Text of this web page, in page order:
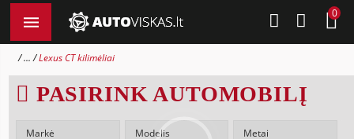
0
... Lexus CT kilimėliai
PASIRINK AUTOMOBILĮ